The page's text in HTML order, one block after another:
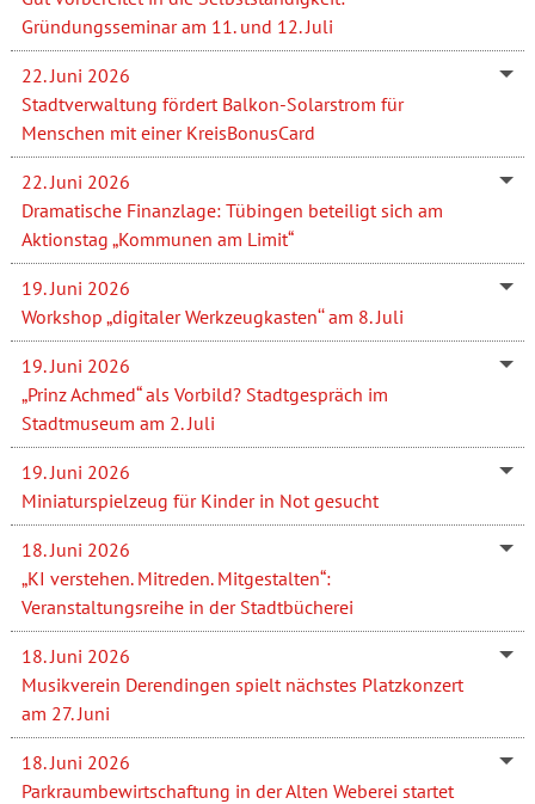
Gründungsseminar am 11. und 12. Juli
22. Juni 2026
Stadtverwaltung fördert Balkon-Solarstrom für
Menschen mit einer KreisBonusCard
22. Juni 2026
Dramatische Finanzlage: Tübingen beteiligt sich am
Aktionstag „Kommunen am Limit“
19. Juni 2026
Workshop „digitaler Werkzeugkasten‘‘ am 8. Juli
19. Juni 2026
„Prinz Achmed“ als Vorbild? Stadtgespräch im
Stadtmuseum am 2. Juli
19. Juni 2026
Miniaturspielzeug für Kinder in Not gesucht
18. Juni 2026
„KI verstehen. Mitreden. Mitgestalten“:
Veranstaltungsreihe in der Stadtbücherei
18. Juni 2026
Musikverein Derendingen spielt nächstes Platzkonzert
am 27. Juni
18. Juni 2026
Parkraumbewirtschaftung in der Alten Weberei startet